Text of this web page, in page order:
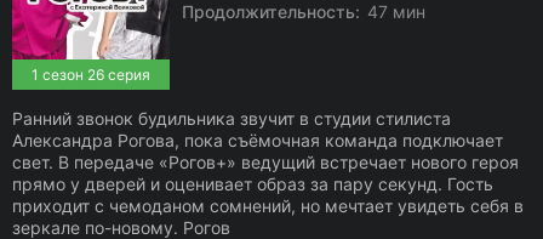
1 сезон 26 серия
Продолжительность: 47 мин
Ранний звонок будильника звучит в студии стилиста
Александра Рогова, пока съёмочная команда подключает
свет. В передаче «Рогов+» ведущий встречает нового героя
прямо у дверей и оценивает образ за пару секунд. Гость
приходит с чемоданом сомнений, но мечтает увидеть себя в
зеркале по-новому. Рогов